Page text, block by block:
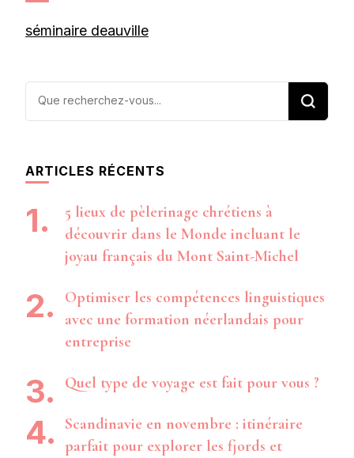
séminaire deauville
Vous
recherchiez
ARTICLES RÉCENTS
5 lieux de pèlerinage chrétiens à
découvrir dans le Monde incluant le
joyau français du Mont Saint-Michel
Optimiser les compétences linguistiques
avec une formation néerlandais pour
entreprise
Quel type de voyage est fait pour vous ?
Scandinavie en novembre : itinéraire
parfait pour explorer les fjords et